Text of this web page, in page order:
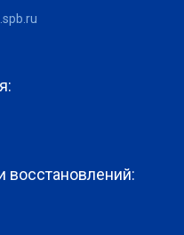
восстановлений: